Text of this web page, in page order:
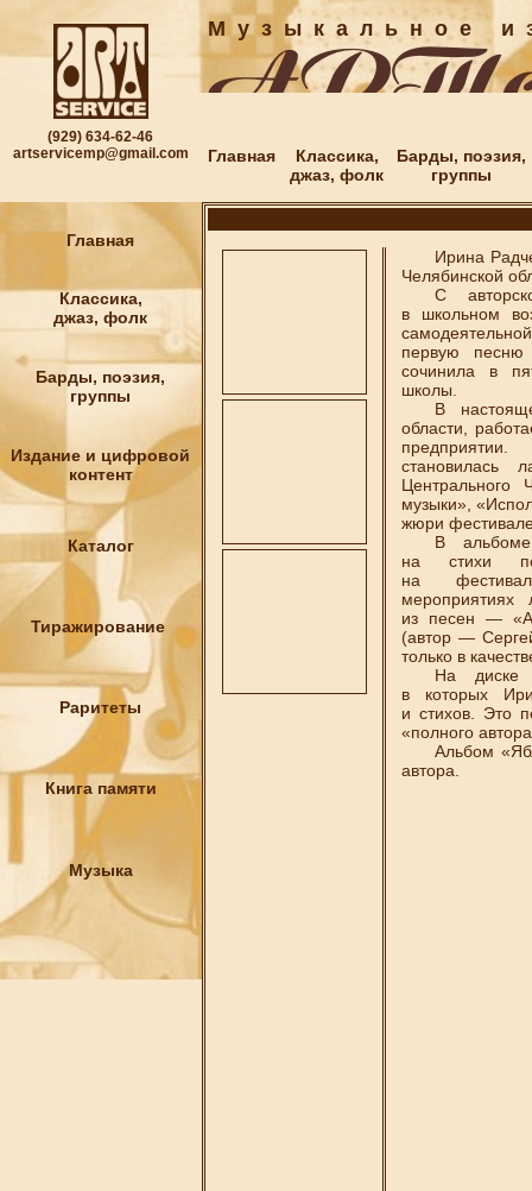
(929) 634-62-46
artservicemp@gmail.com
М у з ы к а л ь н о е и
Главная
Классика,
джаз, фолк
Барды, поэзия,
группы
Главная
Классика,
джаз, фолк
Барды, поэзия,
группы
Издание и цифровой
контент
Каталог
Тиражирование
Раритеты
Книга памяти
Музыка
Ирина
Челябинской
С
в школьном
первую
сочинила в
школы.
В
области,
становилась
Центрального
музыки»,
жюри
В альбоме
на стихи
на
мероприятиях
из песен — «А
(автор —
только в
На диске
в которых
и стихов. Это
«полного
Альбом
автора.